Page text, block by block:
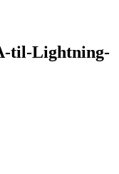
til-Lightning-